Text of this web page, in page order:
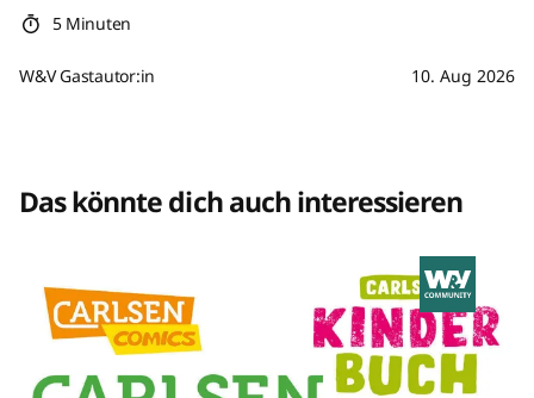
5 Minuten
W&V Gastautor:in 10. Aug 2026
Das könnte dich auch interessieren